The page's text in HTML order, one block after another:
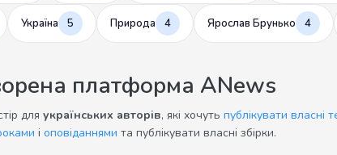
Україна 5 Природа 4 Ярослав Брунько 4
платформа ANews
для українських авторів, які хочуть публікувати власні
і оповіданнями та публікувати власні збірки.